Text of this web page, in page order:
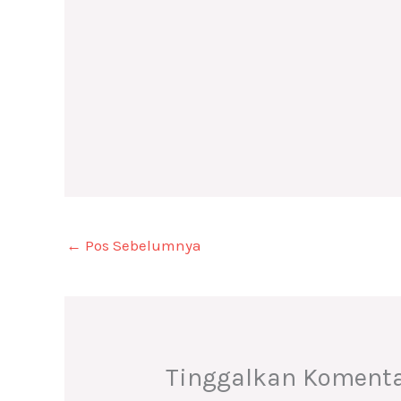
← Pos Sebelumnya
Tinggalkan